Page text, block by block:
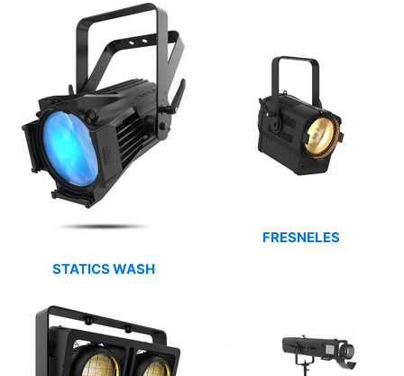
STATICS WASH
FRESNELES